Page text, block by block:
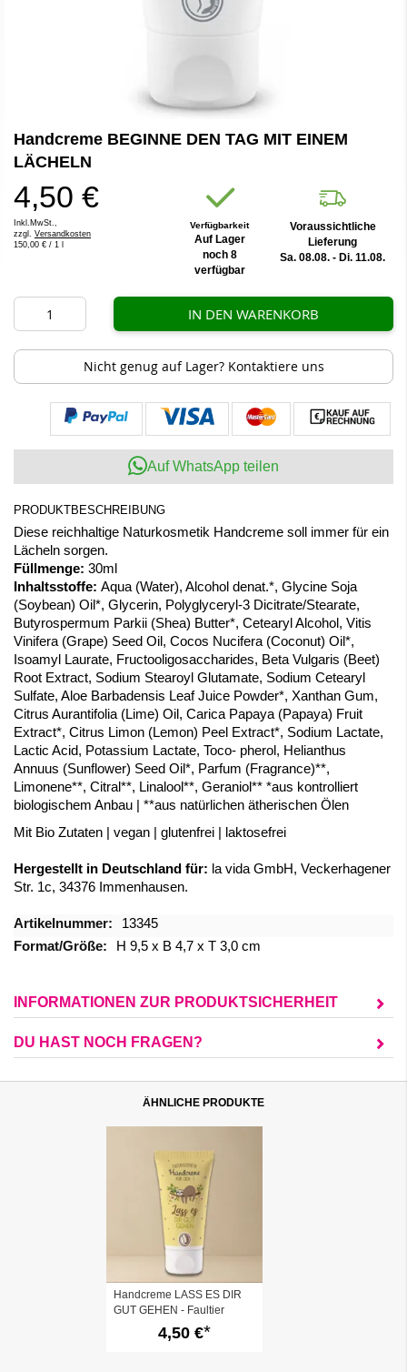
Anfang
der
springen
Handcreme BEGINNE DEN TAG MIT EINEM
LÄCHELN
4,50 €
Inkl.MwSt.,
zzgl. Versandkosten
150,00 € / 1 l
Verfügbarkeit
Auf Lager
noch 8
verfügbar
Voraussichtliche
Lieferung
Sa. 08.08. - Di. 11.08.
IN DEN WARENKORB
Nicht genug auf Lager? Kontaktiere uns
Auf WhatsApp teilen
PRODUKTBESCHREIBUNG
Diese reichhaltige Naturkosmetik Handcreme soll immer für ein
Lächeln sorgen.
Füllmenge: 30ml
Inhaltsstoffe: Aqua (Water), Alcohol denat.*, Glycine Soja
(Soybean) Oil*, Glycerin, Polyglyceryl-3 Dicitrate/Stearate,
Butyrospermum Parkii (Shea) Butter*, Cetearyl Alcohol, Vitis
Vinifera (Grape) Seed Oil, Cocos Nucifera (Coconut) Oil*,
Isoamyl Laurate, Fructooligosaccharides, Beta Vulgaris (Beet)
Root Extract, Sodium Stearoyl Glutamate, Sodium Cetearyl
Sulfate, Aloe Barbadensis Leaf Juice Powder*, Xanthan Gum,
Citrus Aurantifolia (Lime) Oil, Carica Papaya (Papaya) Fruit
Extract*, Citrus Limon (Lemon) Peel Extract*, Sodium Lactate,
Lactic Acid, Potassium Lactate, Toco- pherol, Helianthus
Annuus (Sunflower) Seed Oil*, Parfum (Fragrance)**,
Limonene**, Citral**, Linalool**, Geraniol** *aus kontrolliert
biologischem Anbau | **aus natürlichen ätherischen Ölen
Mit Bio Zutaten | vegan | glutenfrei | laktosefrei
Hergestellt in Deutschland für: la vida GmbH, Veckerhagener
Str. 1c, 34376 Immenhausen.
Mehr
Informationen
13345
H 9,5 x B 4,7 x T 3,0 cm
INFORMATIONEN ZUR PRODUKTSICHERHEIT
DU HAST NOCH FRAGEN?
ÄHNLICHE PRODUKTE
Handcreme LASS ES DIR
GUT GEHEN - Faultier
4,50 €